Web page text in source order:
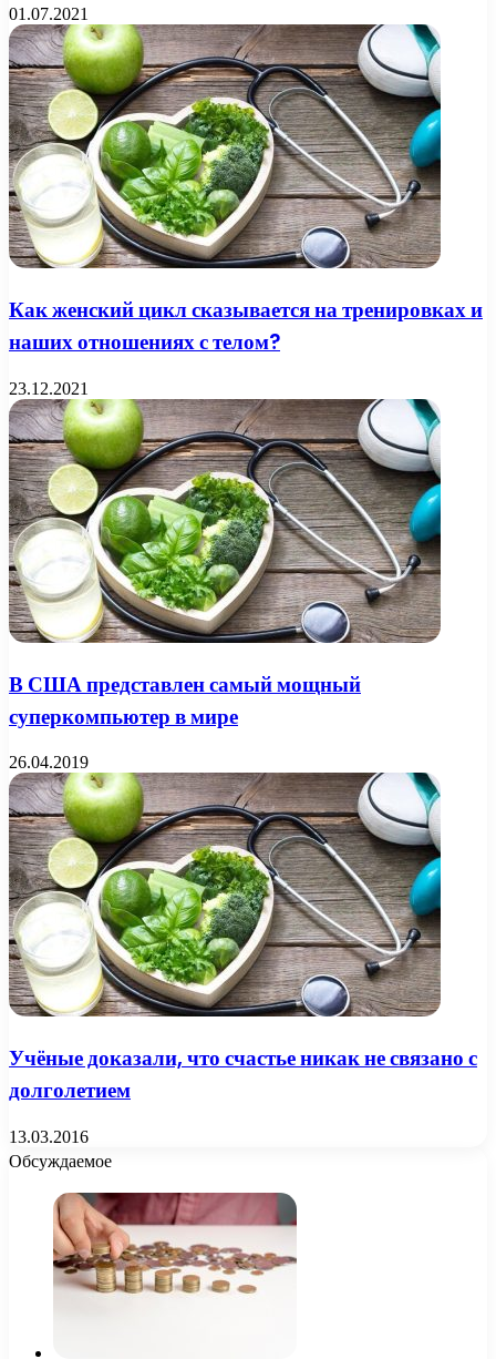
01.07.2021
Как женский цикл сказывается на тренировках и
наших отношениях с телом?
23.12.2021
В США представлен самый мощный
суперкомпьютер в мире
26.04.2019
Учёные доказали, что счастье никак не связано с
долголетием
13.03.2016
Обсуждаемое